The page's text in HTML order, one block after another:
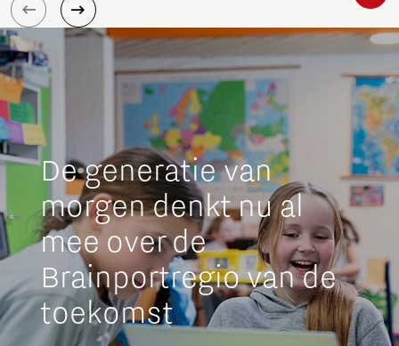
De generatie van
morgen denkt nu al
mee over de
Brainportregio van de
toekomst